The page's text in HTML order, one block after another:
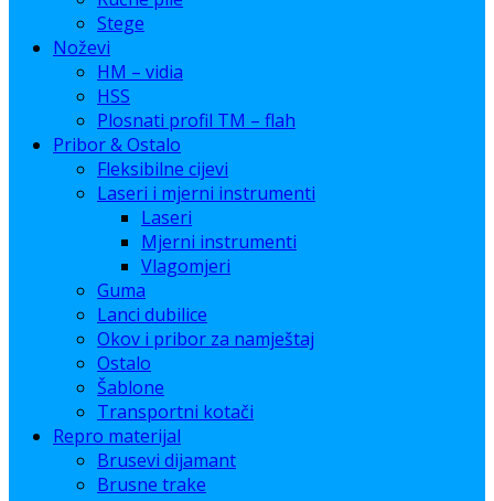
Stege
Noževi
HM – vidia
HSS
Plosnati profil TM – flah
Pribor & Ostalo
Fleksibilne cijevi
Laseri i mjerni instrumenti
Laseri
Mjerni instrumenti
Vlagomjeri
Guma
Lanci dubilice
Okov i pribor za namještaj
Ostalo
Šablone
Transportni kotači
Repro materijal
Brusevi dijamant
Brusne trake